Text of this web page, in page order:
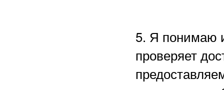
5. Я понимаю
проверяет